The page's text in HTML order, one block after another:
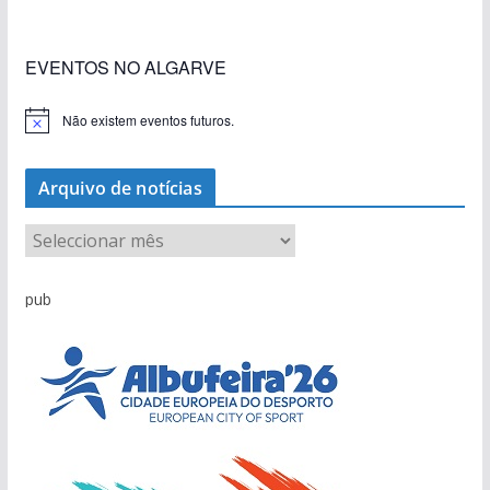
EVENTOS NO ALGARVE
Não existem eventos futuros.
Arquivo de notícias
q
pub